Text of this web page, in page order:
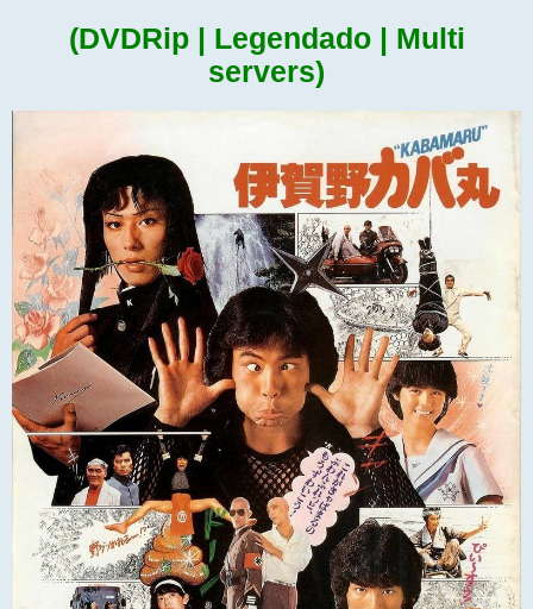
(DVDRip | Legendado | Multi
servers)